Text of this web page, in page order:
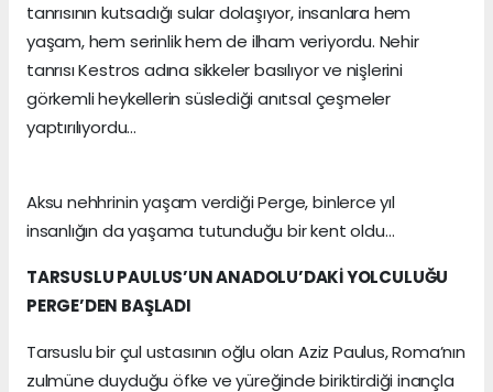
tanrısının kutsadığı sular dolaşıyor, insanlara hem
yaşam, hem serinlik hem de ilham veriyordu. Nehir
tanrısı Kestros adına sikkeler basılıyor ve nişlerini
görkemli heykellerin süslediği anıtsal çeşmeler
yaptırılıyordu…
Aksu nehhrinin yaşam verdiği Perge, binlerce yıl
insanlığın da yaşama tutunduğu bir kent oldu…
TARSUSLU PAULUS’UN ANADOLU’DAKİ YOLCULUĞU
PERGE’DEN BAŞLADI
Tarsuslu bir çul ustasının oğlu olan Aziz Paulus, Roma’nın
zulmüne duyduğu öfke ve yüreğinde biriktirdiği inançla